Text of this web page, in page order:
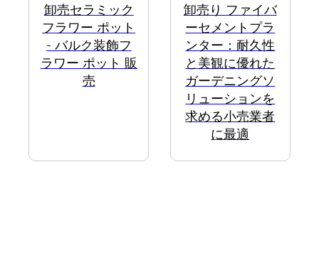
卸売セラミック
フラワー ポット
- バルク装飾フ
ラワー ポット 販
売
卸売り ファイバ
ーセメントプラ
ンター：耐久性
と美観に優れた
ガーデニングソ
リューションを
求める小売業者
に最適